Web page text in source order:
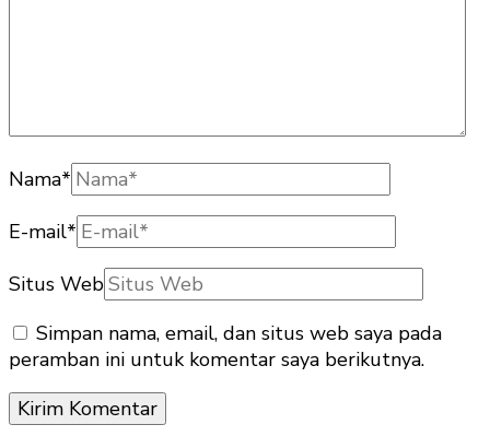
Nama*
E-mail*
Situs Web
Simpan nama, email, dan situs web saya pada
peramban ini untuk komentar saya berikutnya.